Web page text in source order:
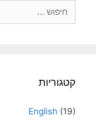
קטגוריות
English (19)